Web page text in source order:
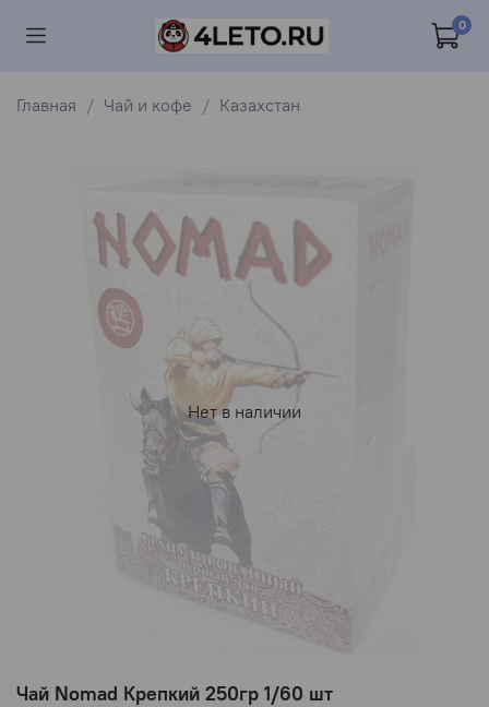
0
Главная Чай и кофе Казахстан
Нет в наличии
Чай Nomad Крепкий 250гр 1/60 шт